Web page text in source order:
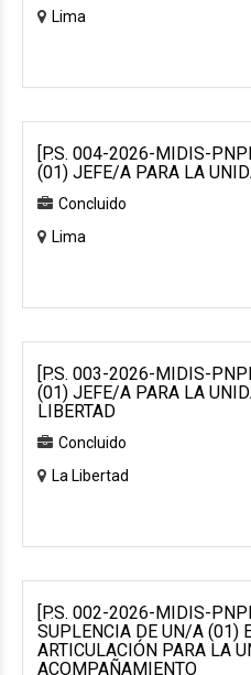
Lima
[P.S. 004-2026-MIDIS-
(01) JEFE/A PARA LA
Concluido
Lima
[P.S. 003-2026-MIDIS-
(01) JEFE/A PARA LA
LIBERTAD
Concluido
La Libertad
[P.S. 002-2026-MIDIS-
SUPLENCIA DE UN/A (01)
ARTICULACIÓN PARA LA
ACOMPAÑAMIENTO